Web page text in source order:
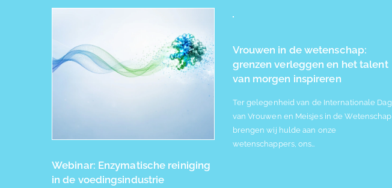
Webinar: Enzymatische reiniging
in de voedingsindustrie
Vrouwen in de wetenschap:
grenzen verleggen en het talent
van morgen inspireren
Ter gelegenheid van de Internationale Dag
van Vrouwen en Meisjes in de Wetenschap
brengen wij hulde aan onze
wetenschappers, ons…